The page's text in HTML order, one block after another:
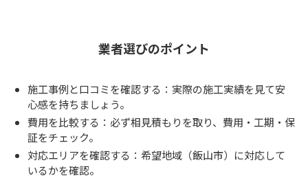
業者選びのポイント
施工事例と口コミを確認する：実際の施工実績を見て安
心感を持ちましょう。
費用を比較する：必ず相見積もりを取り、費用・工期・保
証をチェック。
対応エリアを確認する：希望地域（飯山市）に対応して
いるかを確認。